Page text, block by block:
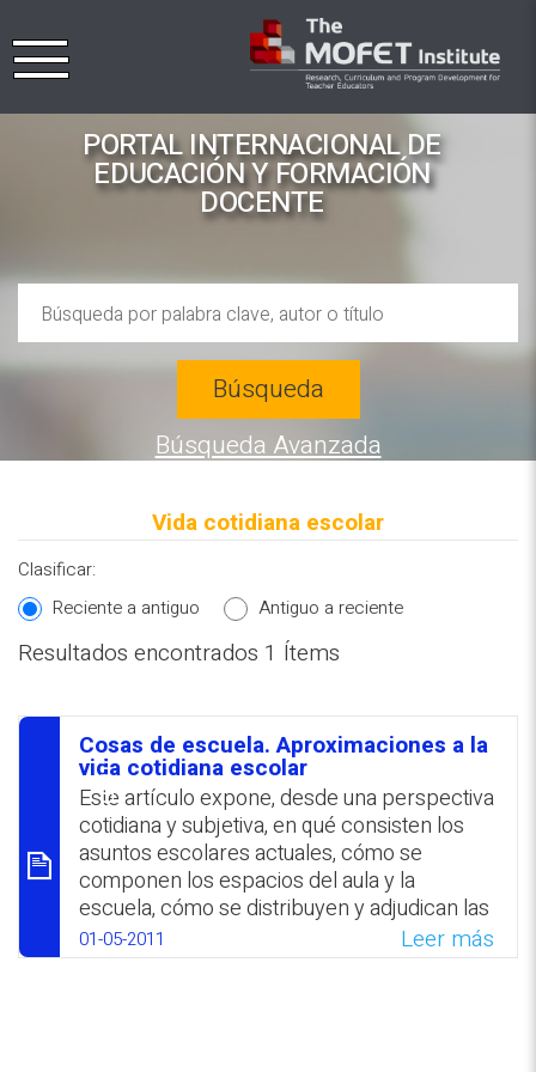
PORTAL INTERNACIONAL DE
EDUCACIÓN Y FORMACIÓN
DOCENTE
REPOSITORIO EN LÍNEA DE
CONTENIDOS ACADÉMICOS SOBRE
EDUCACIÓN Y FORMACIÓN DEL
PROFESORADO
Búsqueda
Búsqueda Avanzada
Vida cotidiana escolar
Clasificar:
Reciente a antiguo
Antiguo a reciente
Resultados encontrados 1 Ítems
סיכום
Cosas de escuela. Aproximaciones a la
vida cotidiana escolar
Este artículo expone, desde una perspectiva
cotidiana y subjetiva, en qué consisten los
asuntos escolares actuales, cómo se
componen los espacios del aula y la
escuela, cómo se distribuyen y adjudican las
autoridades, qué lugar ocupa el
conocimiento, tópicos que se enfocan
01-05-2011 Leer más